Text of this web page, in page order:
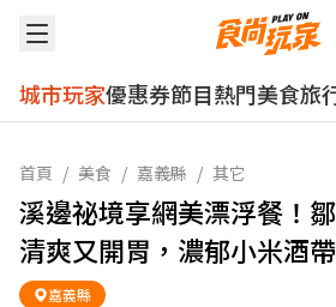
城市玩家優惠券節目熱門美食旅
首頁 / 美食 / 嘉義縣 / 其它
溪邊祕境享網美漂浮餐！鄒
清爽又開胃，濃郁小米酒
嘉義縣